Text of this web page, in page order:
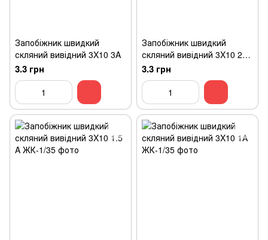
Запобіжник швидкий
скляний вивідний 3X10 3A
3.3 грн
Запобіжник швидкий
скляний вивідний 3X10 2A
250V
3.3 грн